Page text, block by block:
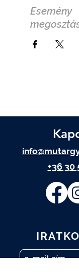
Esemény
+36 30